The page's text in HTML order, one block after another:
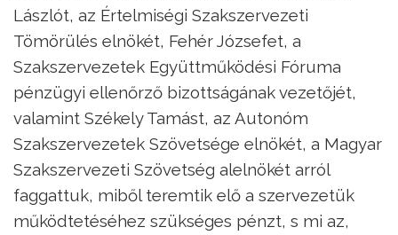
Lászlót, az Értelmiségi Szakszervezeti
Tömörülés elnökét, Fehér Józsefet, a
Szakszervezetek Együttműködési Fóruma
pénzügyi ellenőrző bizottságának vezetőjét,
valamint Székely Tamást, az Autonóm
Szakszervezetek Szövetsége elnökét, a Magyar
Szakszervezeti Szövetség alelnökét arról
faggattuk, miből teremtik elő a szervezetük
működtetéséhez szükséges pénzt, s mi az,